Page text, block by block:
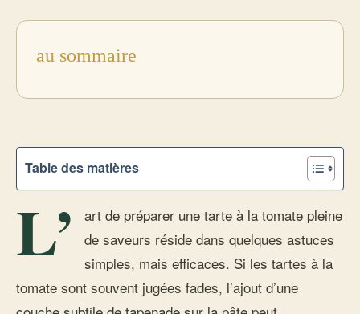
au sommaire
Table des matières
L’
art de préparer une tarte à la tomate pleine
de saveurs réside dans quelques astuces
simples, mais efficaces. Si les tartes à la
tomate sont souvent jugées fades, l’ajout d’une